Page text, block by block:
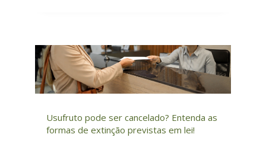
Usufruto pode ser cancelado? Entenda as
formas de extinção previstas em lei!